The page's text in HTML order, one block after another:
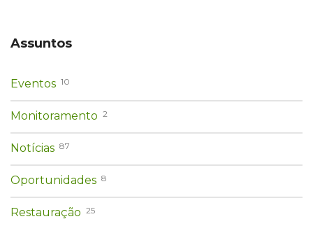
Assuntos
Eventos 10
Monitoramento 2
Notícias 87
Oportunidades 8
Restauração 25